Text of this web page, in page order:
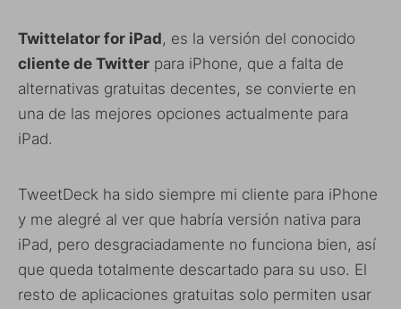
Twittelator for iPad, es la versión del conocido
cliente de Twitter para iPhone, que a falta de
alternativas gratuitas decentes, se convierte en
una de las mejores opciones actualmente para
iPad.
TweetDeck ha sido siempre mi cliente para iPhone
y me alegré al ver que habría versión nativa para
iPad, pero desgraciadamente no funciona bien, así
que queda totalmente descartado para su uso. El
resto de aplicaciones gratuitas solo permiten usar